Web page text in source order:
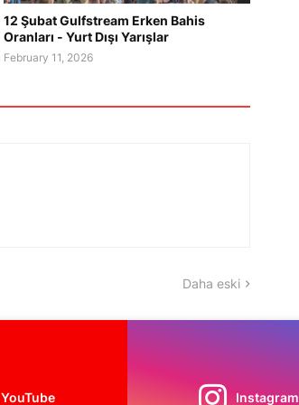
12 Şubat Gulfstream Erken Bahis
Oranları - Yurt Dışı Yarışlar
February 11, 2026
Daha eski
YouTube Instagram